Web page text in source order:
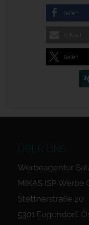
teilen
teilen
ÜBER UNS
Werbeagentur
MIKAS ISP Werbe
Stettnerstraße 20
5301 Eugendorf,